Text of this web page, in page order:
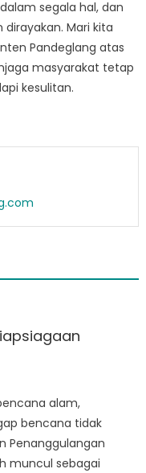
segala hal, dan
Mari kita
Pandeglang atas
masyarakat tetap
kesulitan.
alam,
bencana tidak
Penanggulangan
muncul sebagai